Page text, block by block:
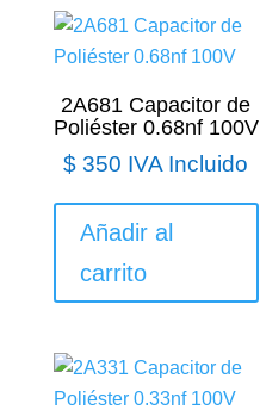
2A681 Capacitor de
Poliéster 0.68nf 100V
$ 350 IVA Incluido
Añadir al
carrito